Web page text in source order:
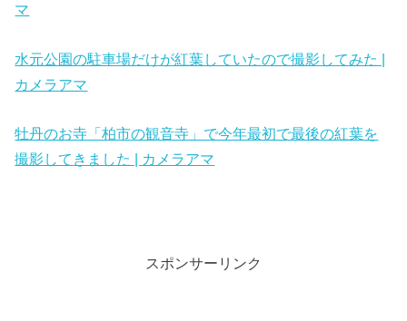
マ
水元公園の駐車場だけが紅葉していたので撮影してみた |
カメラアマ
牡丹のお寺「柏市の観音寺」で今年最初で最後の紅葉を
撮影してきました | カメラアマ
スポンサーリンク